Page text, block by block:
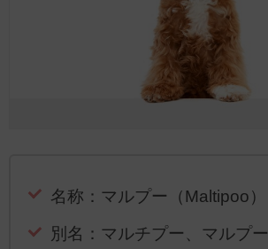
名称：マルプー（Maltipoo）
別名：マルチプー、マルプー